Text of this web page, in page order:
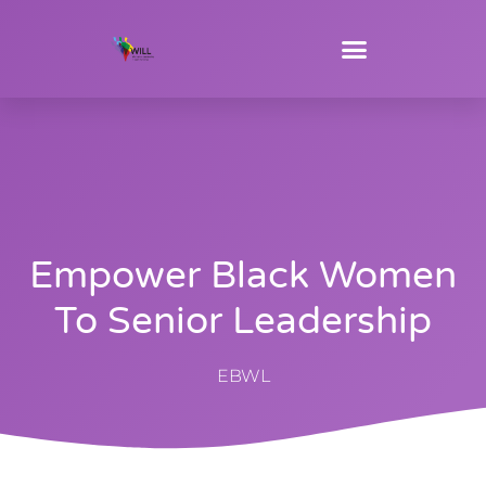
Empower Black Women
To Senior Leadership
EBWL